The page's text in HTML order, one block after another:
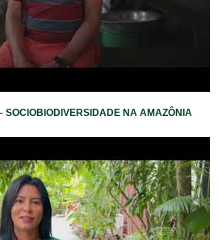
SOCIOBIODIVERSIDADE NA AMAZÔNIA